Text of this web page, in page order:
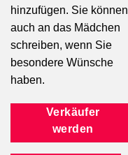
hinzufügen. Sie können
auch an das Mädchen
schreiben, wenn Sie
besondere Wünsche
haben.
Verkäufer
werden